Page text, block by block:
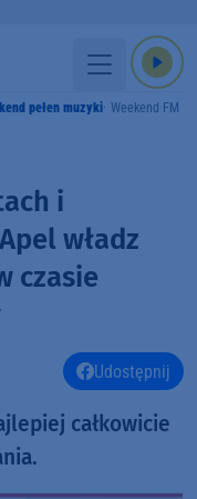
pełen muzyki Weekend FM
i
władz
czasie
Udostępnij
całkowicie